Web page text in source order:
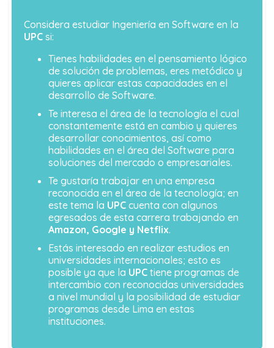
Considera estudiar Ingeniería en Software en la
UPC si:
Tienes habilidades en el pensamiento lógico
de solución de problemas, eres metódico y
quieres aplicar estas capacidades en el
desarrollo de Software.
Te interesa el área de la tecnología el cual
constantemente está en cambio y quieres
desarrollar conocimientos, así como
habilidades en el área del Software para
soluciones del mercado o empresariales.
Te gustaría trabajar en una empresa
reconocida en el área de la tecnología; en
este tema la UPC cuenta con algunos
egresados de esta carrera trabajando en
Amazon, Google y Netflix.
Estás interesado en realizar estudios en
universidades internacionales; esto es
posible ya que la UPC tiene programas de
intercambio con reconocidas universidades
a nivel mundial y la posibilidad de estudiar
programas desde Lima en estas
instituciones.